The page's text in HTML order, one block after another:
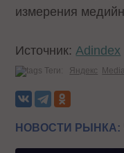
измерения
Источник: Adindex
Теги: Яндекс
НОВОСТИ РЫНКА: